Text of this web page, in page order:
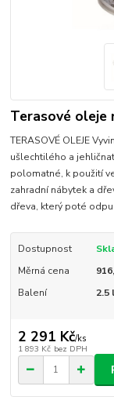
Terasové oleje
TERASOVÉ OLEJE
ušlechtilého a
polomatné, k použití
zahradní nábytek a
dřeva, který poté
Dostupnost
Měrná cena
Balení
2.5 l
2 291 Kč/ks
1 893 Kč bez DPH